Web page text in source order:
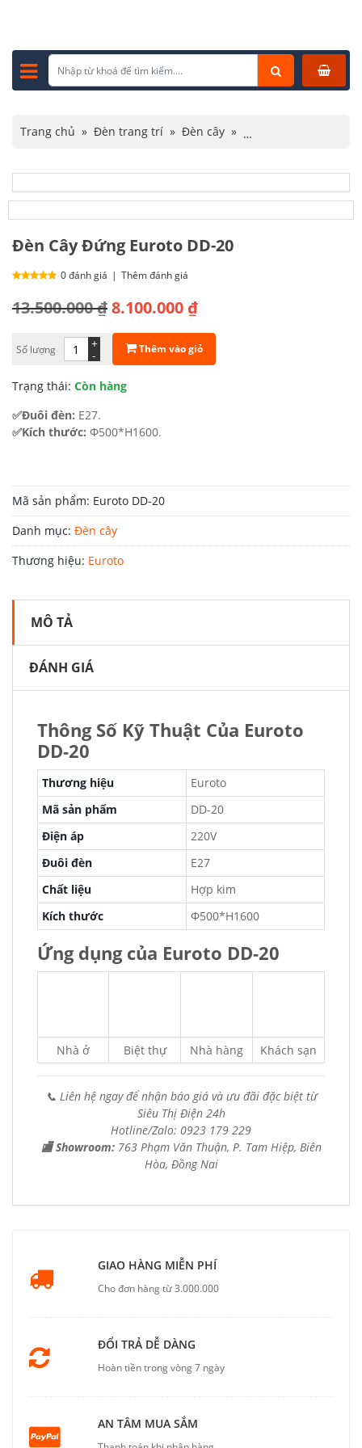
Trang chủ » Đèn trang trí » Đèn cây »
Đèn Cây Đứng Euroto DD-20
0 đánh giá | Thêm đánh giá
13.500.000₫
Giá
là:
13.500.000 ₫.
8.100.000 ₫
Giá
tại
là:
8.100.000 ₫.
Số lượng -
+ Thêm vào giỏ
Trạng thái: Còn hàng
✅Đuôi đèn: E27.
✅Kích thước: Φ500*H1600.
Mã sản phẩm: Euroto DD-20
Danh mục: Đèn cây
Thương hiệu: Euroto
MÔ TẢ
ĐÁNH GIÁ
Thông Số Kỹ Thuật Của Euroto
DD-20
Thương hiệu
Euroto
Mã sản phẩm
DD-20
Điện áp
220V
Đuôi đèn
E27
Chất liệu
Hợp kim
Kích thước
Φ500*H1600
Ứng dụng của Euroto DD-20
Nhà ở Biệt thự Nhà hàng Khách sạn
📞 Liên hệ ngay để nhận báo giá và ưu đãi đặc biệt từ
Siêu Thị Điện 24h
Hotline/Zalo: 0923 179 229
🏬 Showroom: 763 Phạm Văn Thuận, P. Tam Hiệp, Biên
Hòa, Đồng Nai
GIAO HÀNG MIỄN PHÍ
Cho đơn hàng từ 3.000.000
ĐỔI TRẢ DỄ DÀNG
Hoàn tiền trong vòng 7 ngày
AN TÂM MUA SẮM